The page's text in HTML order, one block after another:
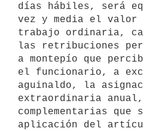
días hábiles, será
vez y media el valor
trabajo ordinaria,
las retribuciones
a montepío que
el funcionario, a
aguinaldo, la
extraordinaria
complementarias que
aplicación del